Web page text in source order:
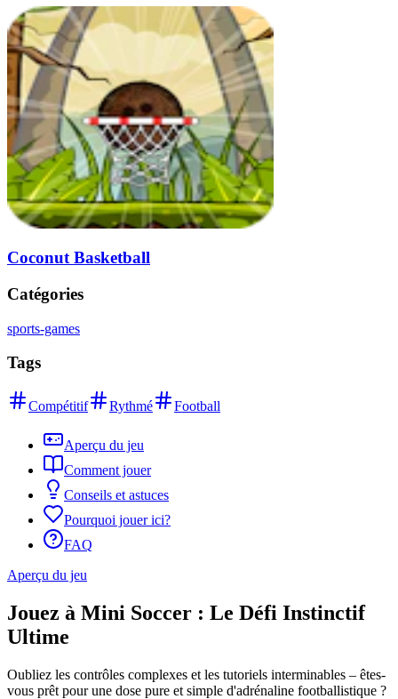
Coconut Basketball
Catégories
sports-games
Tags
Compétitif Rythmé Football
Aperçu du jeu
Comment jouer
Conseils et astuces
Pourquoi jouer ici?
FAQ
Aperçu du jeu
Jouez à Mini Soccer : Le Défi Instinctif
Ultime
Oubliez les contrôles complexes et les tutoriels interminables – êtes-
vous prêt pour une dose pure et simple d'adrénaline footballistique ?